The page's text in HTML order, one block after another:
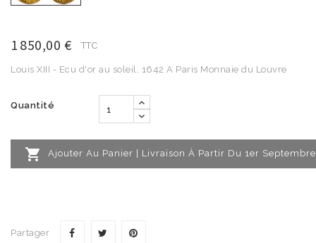
1 850,00 € TTC
Louis XIII - Ecu d'or au soleil, 1642 A Paris Monnaie du Louvre
Quantité
 Ajouter Au Panier | Livraison À Partir Du 1er Septembre
Partager